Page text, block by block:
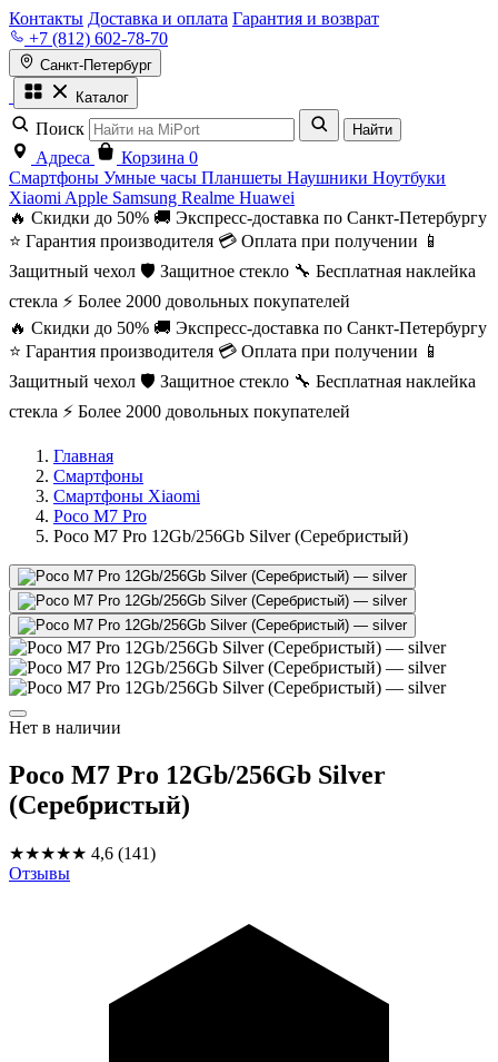
Контакты Доставка и оплата Гарантия и возврат
+7 (812) 602-78-70
Санкт-Петербург
Каталог
Поиск Найти
Адреса Корзина 0
Смартфоны Умные часы Планшеты Наушники Ноутбуки
Xiaomi Apple Samsung Realme Huawei
🔥 Скидки до 50% 🚚 Экспресс-доставка по Санкт-Петербургу
⭐ Гарантия производителя 💳 Оплата при получении 📱
Защитный чехол 🛡️ Защитное стекло 🔧 Бесплатная наклейка
стекла ⚡ Более 2000 довольных покупателей
🔥 Скидки до 50% 🚚 Экспресс-доставка по Санкт-Петербургу
⭐ Гарантия производителя 💳 Оплата при получении 📱
Защитный чехол 🛡️ Защитное стекло 🔧 Бесплатная наклейка
стекла ⚡ Более 2000 довольных покупателей
Главная
Смартфоны
Смартфоны Xiaomi
Poco M7 Pro
Poco M7 Pro 12Gb/256Gb Silver (Серебристый)
Нет в наличии
Poco M7 Pro 12Gb/256Gb Silver
(Серебристый)
★★★★★ 4,6 (141)
Отзывы